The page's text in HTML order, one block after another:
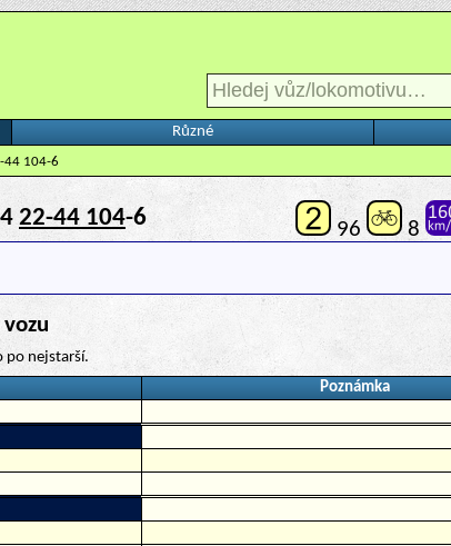
Různé
44 104-6
22-44 104-6 96 8
po nejstarší.
Poznámka